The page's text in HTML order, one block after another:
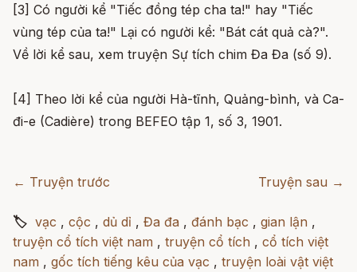
[3] Có người kể "Tiếc đồng tép cha ta!" hay "Tiếc
vùng tép của ta!" Lại có người kể: "Bát cát quả cà?".
Về lời kể sau, xem truyện Sự tích chim Đa Đa (số 9).
[4] Theo lời kể của người Hà-tĩnh, Quảng-bình, và Ca-
đi-e (Cadière) trong BEFEO tập 1, số 3, 1901.
← Truyện trước Truyện sau →
🏷 vạc , cộc , dủ dỉ , Đa đa , đánh bạc , gian lận ,
truyện cổ tích việt nam , truyện cổ tích , cổ tích việt
nam , gốc tích tiếng kêu của vạc , truyện loài vật việt